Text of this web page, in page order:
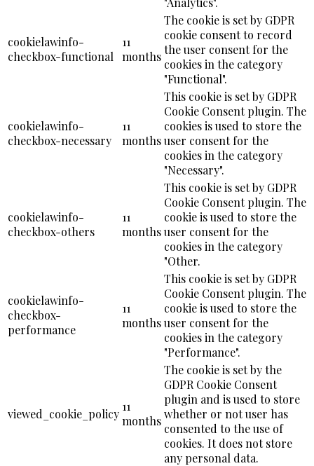
cookielawinfo-
checkbox-functional
11
months
The cookie is set by GDPR
cookie consent to record
the user consent for the
cookies in the category
"Functional".
cookielawinfo-
checkbox-necessary
11
months
This cookie is set by GDPR
Cookie Consent plugin. The
cookies is used to store the
user consent for the
cookies in the category
"Necessary".
cookielawinfo-
checkbox-others
11
months
This cookie is set by GDPR
Cookie Consent plugin. The
cookie is used to store the
user consent for the
cookies in the category
"Other.
cookielawinfo-
checkbox-
performance
11
months
This cookie is set by GDPR
Cookie Consent plugin. The
cookie is used to store the
user consent for the
cookies in the category
"Performance".
viewed_cookie_policy
11
months
The cookie is set by the
GDPR Cookie Consent
plugin and is used to store
whether or not user has
consented to the use of
cookies. It does not store
any personal data.